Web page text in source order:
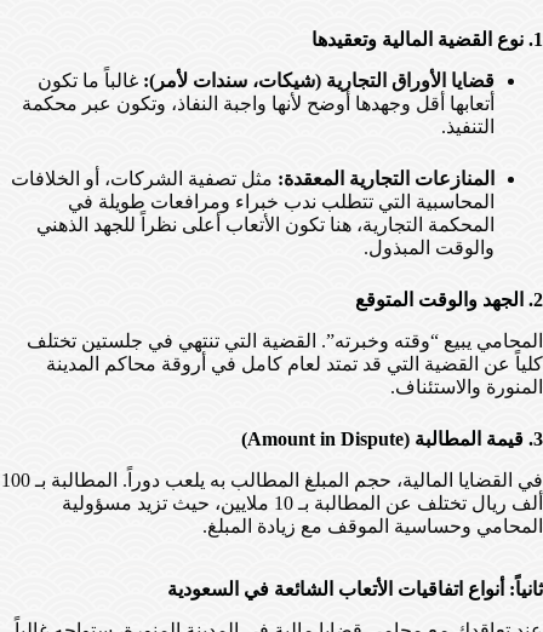
1. نوع القضية المالية وتعقيدها
قضايا الأوراق التجارية (شيكات، سندات لأمر): غالباً ما تكون
أتعابها أقل وجهدها أوضح لأنها واجبة النفاذ، وتكون عبر محكمة
التنفيذ.
المنازعات التجارية المعقدة: مثل تصفية الشركات، أو الخلافات
المحاسبية التي تتطلب ندب خبراء ومرافعات طويلة في
المحكمة التجارية، هنا تكون الأتعاب أعلى نظراً للجهد الذهني
والوقت المبذول.
2. الجهد والوقت المتوقع
المحامي يبيع “وقته وخبرته”. القضية التي تنتهي في جلستين تختلف
كلياً عن القضية التي قد تمتد لعام كامل في أروقة محاكم المدينة
المنورة والاستئناف.
3. قيمة المطالبة (Amount in Dispute)
في القضايا المالية، حجم المبلغ المطالب به يلعب دوراً. المطالبة بـ 100
ألف ريال تختلف عن المطالبة بـ 10 ملايين، حيث تزيد مسؤولية
المحامي وحساسية الموقف مع زيادة المبلغ.
ثانياً: أنواع اتفاقيات الأتعاب الشائعة في السعودية